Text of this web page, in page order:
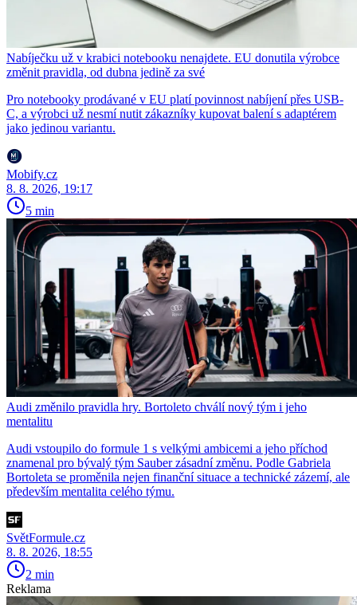
Nabíječku už v krabici notebooku nenajdete. EU donutila výrobce
změnit pravidla, od dubna jedině za své
Pro notebooky prodávané v EU platí povinnost nabíjení přes USB-
C, a výrobci už nesmí nutit zákazníky kupovat balení s adaptérem
jako jedinou variantu.
Mobify.cz
8. 8. 2026, 19:17
5 min
Audi změnilo pravidla hry. Bortoleto chválí nový tým i jeho
mentalitu
Audi vstoupilo do formule 1 s velkými ambicemi a jeho příchod
znamenal pro bývalý tým Sauber zásadní změnu. Podle Gabriela
Bortoleta se proměnila nejen finanční situace a technické zázemí, ale
především mentalita celého týmu.
SvětFormule.cz
8. 8. 2026, 18:55
2 min
Reklama